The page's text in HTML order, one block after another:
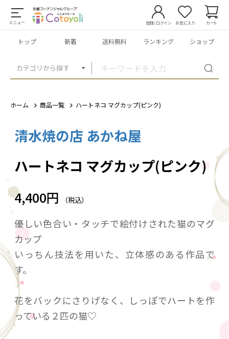
メニュー
カテゴリから探す
登録/ログイン お気に入り カート
トップ 新着 送料無料 ランキング ショップ
ホーム 商品一覧 ハートネコ マグカップ(ピンク)
清水焼の店 あかね屋
ハートネコ マグカップ(ピンク)
4,400円 （税込）
優しい色合い・タッチで絵付けされた猫のマグ
カップ
いっちん技法を用いた、立体感のある作品で
す。
花をバックにさりげなく、しっぽでハートを作
っている２匹の猫♡